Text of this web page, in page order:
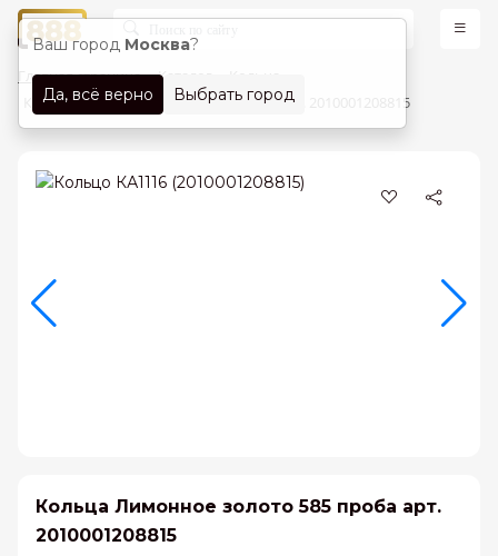
Главная страница Каталог
Кольца Лимонное золото 585 проба арт. 2010001208815
Кольца Лимонное золото 585 проба арт.
2010001208815
Ваш город Москва?
Да, всё верно Выбрать город